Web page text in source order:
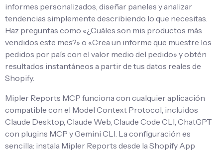
informes personalizados, diseñar paneles y analizar
tendencias simplemente describiendo lo que necesitas.
Haz preguntas como «¿Cuáles son mis productos más
vendidos este mes?» o «Crea un informe que muestre los
pedidos por país con el valor medio del pedido» y obtén
resultados instantáneos a partir de tus datos reales de
Shopify.
Mipler Reports MCP funciona con cualquier aplicación
compatible con el Model Context Protocol, incluidos
Claude Desktop, Claude Web, Claude Code CLI, ChatGPT
con plugins MCP y Gemini CLI. La configuración es
sencilla: instala Mipler Reports desde la Shopify App